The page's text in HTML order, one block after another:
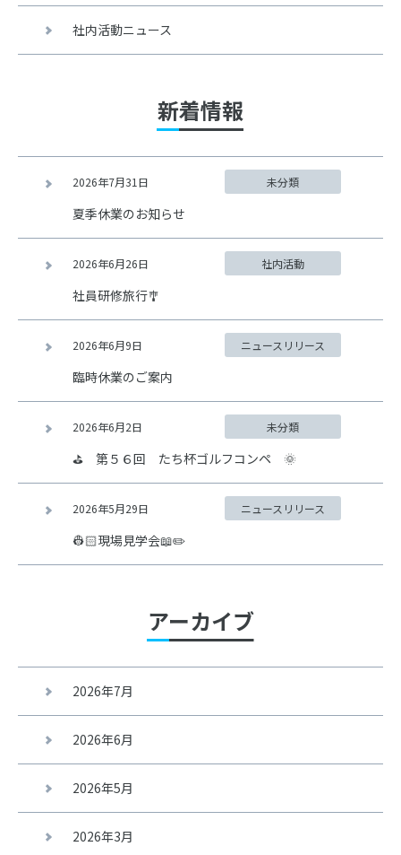
社内活動ニュース
新着情報
2026年7月31日 未分類
夏季休業のお知らせ
2026年6月26日 社内活動
社員研修旅行🎐
2026年6月9日 ニュースリリース
臨時休業のご案内
2026年6月2日 未分類
⛳ 第５６回 たち杯ゴルフコンペ 🌞
2026年5月29日 ニュースリリース
👷🏻現場見学会📖✏️
アーカイブ
2026年7月
2026年6月
2026年5月
2026年3月